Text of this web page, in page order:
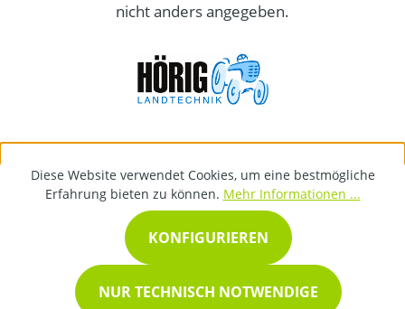
nicht anders angegeben.
Diese Website verwendet Cookies, um eine bestmögliche
Erfahrung bieten zu können. Mehr Informationen ...
NUR TECHNISCH NOTWENDIGE
KONFIGURIEREN